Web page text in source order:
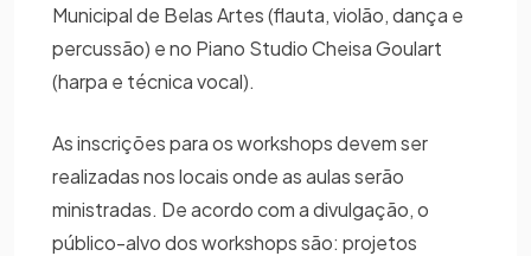
Municipal de Belas Artes (flauta, violão, dança e
percussão) e no Piano Studio Cheisa Goulart
(harpa e técnica vocal).
As inscrições para os workshops devem ser
realizadas nos locais onde as aulas serão
ministradas. De acordo com a divulgação, o
público-alvo dos workshops são: projetos